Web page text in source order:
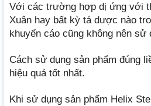
Với các trường hợp dị ứng với
Xuân hay bất kỳ tá dược nào
khuyến cáo cũng không nên sử
Cách sử dụng sản phẩm đúng
hiệu quả tốt nhất.
Khi sử dụng sản phẩm Helix